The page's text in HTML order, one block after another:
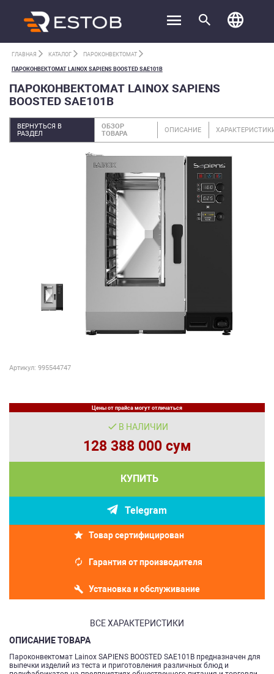
ГЛАВНАЯ КАТАЛОГ ПАРОКОНВЕКТОМАТ
ПАРОКОНВЕКТОМАТ LAINOX SAPIENS BOOSTED SAE101B
ПАРОКОНВЕКТОМАТ LAINOX SAPIENS
BOOSTED SAE101B
ВЕРНУТЬСЯ В
РАЗДЕЛ
ОБЗОР
ТОВАРА
ОПИСАНИЕ
Артикул: 995544747
Цены от прайса могут отличаться
В НАЛИЧИИ
128 388 000 сум
КУПИТЬ
Telegram
Товар сертифицирован
Гарантия от производителя
Установка и обслуживание
ВСЕ ХАРАКТЕРИСТИКИ
ОПИСАНИЕ ТОВАРА
Пароконвектомат Lainox SAPIENS BOOSTED SAE101B предназначен для
выпечки изделий из теста и приготовления различных блюд и